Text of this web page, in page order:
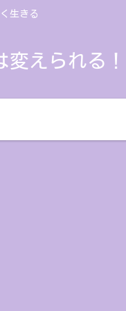
生きる
えられる！